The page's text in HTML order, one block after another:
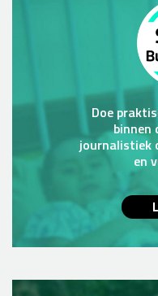
Doe
binnen
journalistiek
en